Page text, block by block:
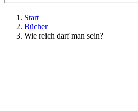
Start
Bücher
Wie reich darf man sein?